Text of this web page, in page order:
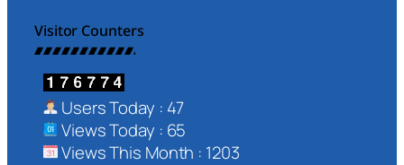
Visitor Counters
Users Today : 47
Views Today : 65
Views This Month : 1203